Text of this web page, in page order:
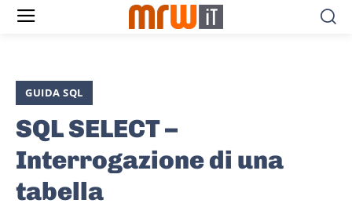
GUIDA SQL
SQL SELECT –
Interrogazione di una
tabella